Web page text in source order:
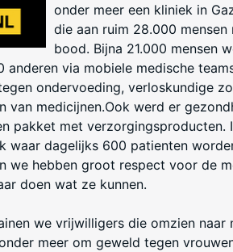
onder meer een kliniek in
die aan ruim 28.000 mensen
bood. Bijna 21.000 mensen
anderen via mobiele medische
ondervoeding, verloskundige
van medicijnen.Ook werd er
pakket met verzorgingsproducten.
waar dagelijks 600 patienten
we hebben groot respect voor de
doen wat ze kunnen.
we vrijwilligers die omzien naar
meer om geweld tegen